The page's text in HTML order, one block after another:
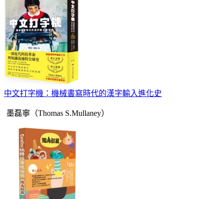
中文打字機：機械書寫時代的漢字輸入進化史
墨磊寧（Thomas S.Mullaney）